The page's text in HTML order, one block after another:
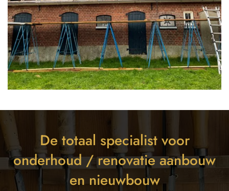
De totaal specialist voor
onderhoud / renovatie aanbouw
en nieuwbouw